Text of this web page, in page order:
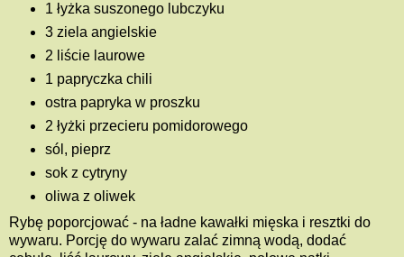
1 łyżka suszonego lubczyku
3 ziela angielskie
2 liście laurowe
1 papryczka chili
ostra papryka w proszku
2 łyżki przecieru pomidorowego
sól, pieprz
sok z cytryny
oliwa z oliwek
Rybę poporcjować - na ładne kawałki mięska i resztki do
wywaru. Porcję do wywaru zalać zimną wodą, dodać